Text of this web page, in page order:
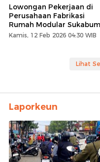
Lowongan Pekerjaan di
Perusahaan Fabrikasi
Rumah Modular
Kamis, 12 Feb 2026 04:30 WIB
Lihat
Laporkeun